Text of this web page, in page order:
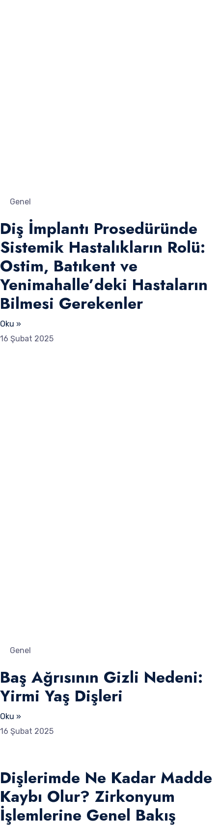
Genel
Diş İmplantı Prosedüründe
Sistemik Hastalıkların Rolü:
Ostim, Batıkent ve
Yenimahalle’deki Hastaların
Bilmesi Gerekenler
Oku »
16 Şubat 2025
Genel
Baş Ağrısının Gizli Nedeni:
Yirmi Yaş Dişleri
Oku »
16 Şubat 2025
Dişlerimde Ne Kadar Madde
Kaybı Olur? Zirkonyum
İşlemlerine Genel Bakış